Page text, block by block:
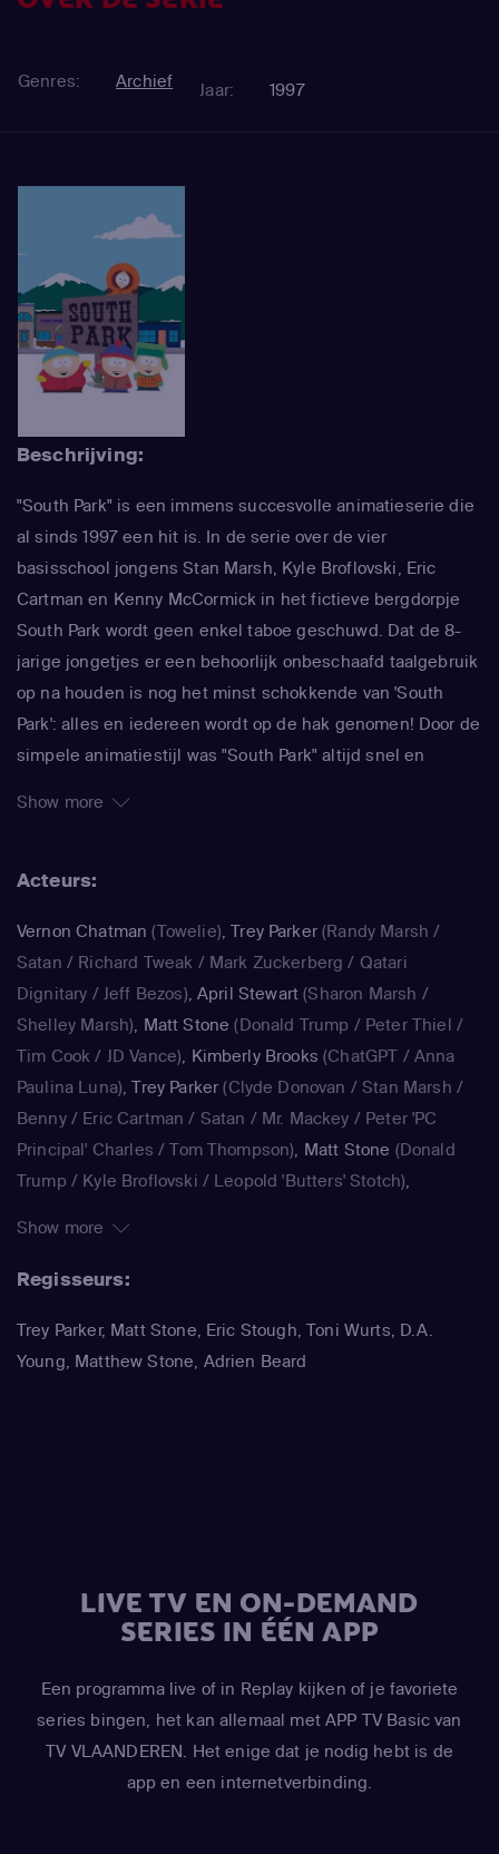
Genres: Archief Jaar: 1997
Beschrijving:
"South Park" is een immens succesvolle animatieserie die
al sinds 1997 een hit is. In de serie over de vier
basisschool jongens Stan Marsh, Kyle Broflovski, Eric
Cartman en Kenny McCormick in het fictieve bergdorpje
South Park wordt geen enkel taboe geschuwd. Dat de 8-
jarige jongetjes er een behoorlijk onbeschaafd taalgebruik
op na houden is nog het minst schokkende van 'South
Park': alles en iedereen wordt op de hak genomen! Door de
simpele animatiestijl was "South Park" altijd snel en
afgewisseld door absurde verhaallijnen over gigantische
zelden ongeschonden vanaf, als zij in "South Park" worden
gepersifleerd. Zo doken Michael Jackson, Paris Hilton, Al
Gore en Kanye West al in South Park op, om er maar een
paar te noemen.
Show more
Acteurs:
Vernon Chatman (Towelie),Trey Parker(Randy Marsh /
Satan / Richard Tweak / Mark Zuckerberg / Qatari
Dignitary / Jeff Bezos),April Stewart (Sharon Marsh /
Shelley Marsh), Matt Stone (Donald Trump / Peter Thiel /
Tim Cook / JD Vance), Kimberly Brooks (ChatGPT / Anna
Paulina Luna),Trey Parker (Clyde Donovan / Stan Marsh /
Benny / Eric Cartman / Satan / Mr. Mackey / Peter 'PC
Principal' Charles / Tom Thompson), Matt Stone (Donald
Trump / Kyle Broflovski / Leopold 'Butters' Stotch),
Cartman / Randy Marsh / Harrison Yates / Pi Pi / Water
/ Butters Stotch / ManBearPig / Mr. Cusslor),April Stewart
(Liane Cartman / Sharon Marsh / Shelly Marsh)
(Yentl Cartman),Kimberly Brooks(Interviewer)
Show more
Regisseurs:
Trey Parker, Matt Stone, Eric Stough, Toni Wurts, D.A.
Young, Matthew Stone, Adrien Beard
LIVE TV EN ON-DEMAND
SERIES IN ÉÉN APP
Een programma live of in Replay kijken of je favoriete
series bingen, het kan allemaal met APP TV Basic van
TV VLAANDEREN. Het enige dat je nodig hebt is de
app en een internetverbinding.